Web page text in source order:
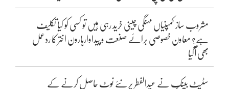
مشروب ساز کمپنیاں مہنگی چینی خرید رہی ہیں تو کسی کو کیا تکلیف
ہے؟ معاون خصوصی برائے صنعت و پیداوارہارون اختر کا ردعمل
بھی آگیا
سٹیٹ بینک نے عیدالفطر پر نئے نوٹ حاصل کرنے کے